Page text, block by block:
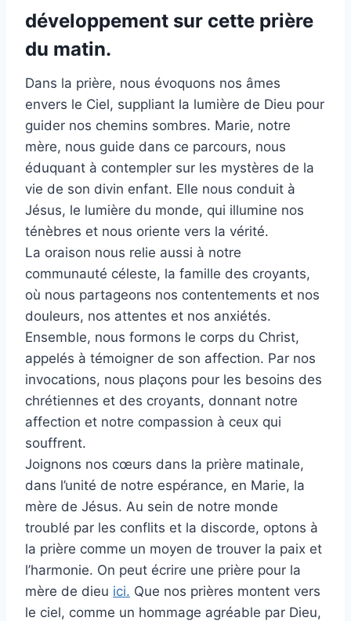
développement sur cette prière
du matin.
Dans la prière, nous évoquons nos âmes
envers le Ciel, suppliant la lumière de Dieu pour
guider nos chemins sombres. Marie, notre
mère, nous guide dans ce parcours, nous
éduquant à contempler sur les mystères de la
vie de son divin enfant. Elle nous conduit à
Jésus, le lumière du monde, qui illumine nos
ténèbres et nous oriente vers la vérité.
La oraison nous relie aussi à notre
communauté céleste, la famille des croyants,
où nous partageons nos contentements et nos
douleurs, nos attentes et nos anxiétés.
Ensemble, nous formons le corps du Christ,
appelés à témoigner de son affection. Par nos
invocations, nous plaçons pour les besoins des
chrétiennes et des croyants, donnant notre
affection et notre compassion à ceux qui
souffrent.
Joignons nos cœurs dans la prière matinale,
dans l’unité de notre espérance, en Marie, la
mère de Jésus. Au sein de notre monde
troublé par les conflits et la discorde, optons à
la prière comme un moyen de trouver la paix et
l’harmonie. On peut écrire une prière pour la
mère de dieu ici. Que nos prières montent vers
le ciel, comme un hommage agréable par Dieu,